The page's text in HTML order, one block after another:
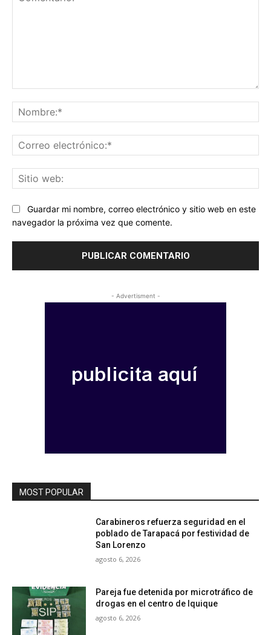
Guardar mi nombre, correo electrónico y sitio web en este
navegador la próxima vez que comente.
- Advertisment -
MOST POPULAR
Carabineros refuerza seguridad en el
poblado de Tarapacá por festividad de
San Lorenzo
agosto 6, 2026
Pareja fue detenida por microtráfico de
drogas en el centro de Iquique
agosto 6, 2026